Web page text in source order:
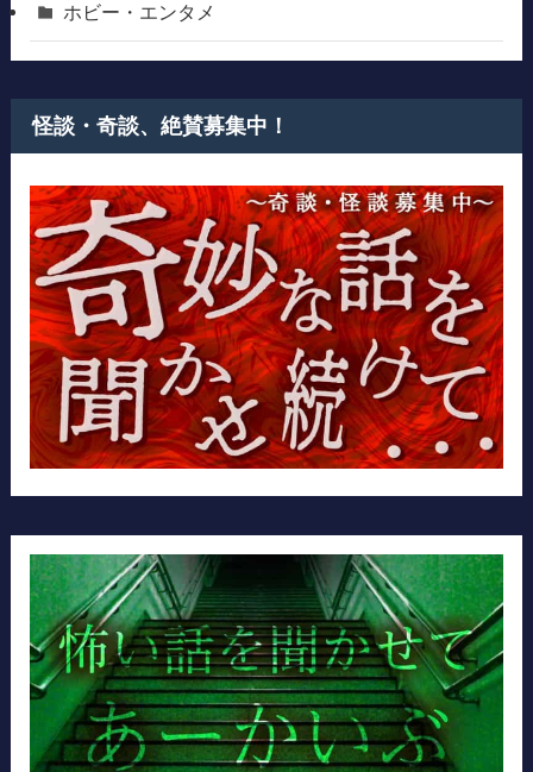
ホビー・エンタメ
怪談・奇談、絶賛募集中！